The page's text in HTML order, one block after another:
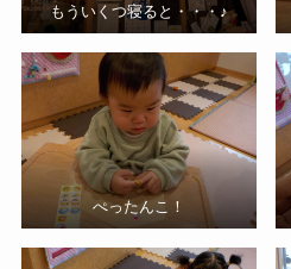
もういくつ寝ると・・・♪
ぺったんこ！